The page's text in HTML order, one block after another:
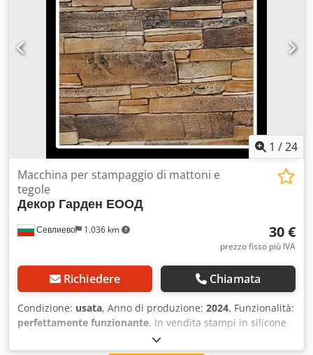
1 /24
Севлиево 1.036 km
Macchina per stampaggio di mattoni e
tegole
Декор Гарден ЕООД
30 €
prezzo fisso più IVA
Richiedere Chiamata
Condizione: usata, Anno di produzione: 2024, Funzionalità:
perfettamente funzionante, In vendita stampi in silicone
per rivestimenti di facciata in cemento o gesso. Sono
disponibili circa 2,6 tonnellate di stampi per 15 tipi di